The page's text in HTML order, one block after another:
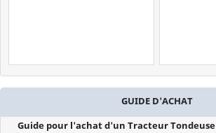
GUIDE D'ACHAT
Guide pour l'achat d'un Tracteur Tondeuse